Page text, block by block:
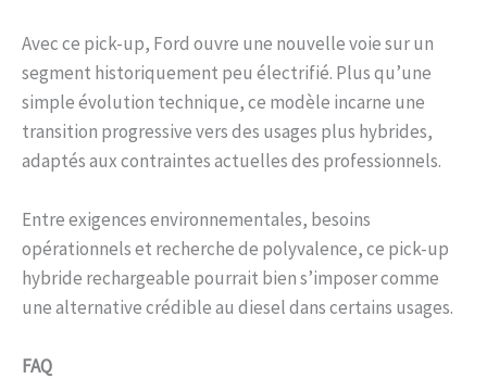
Avec ce pick-up, Ford ouvre une nouvelle voie sur un
segment historiquement peu électrifié. Plus qu’une
simple évolution technique, ce modèle incarne une
transition progressive vers des usages plus hybrides,
adaptés aux contraintes actuelles des professionnels.
Entre exigences environnementales, besoins
opérationnels et recherche de polyvalence, ce pick-up
hybride rechargeable pourrait bien s’imposer comme
une alternative crédible au diesel dans certains usages.
FAQ